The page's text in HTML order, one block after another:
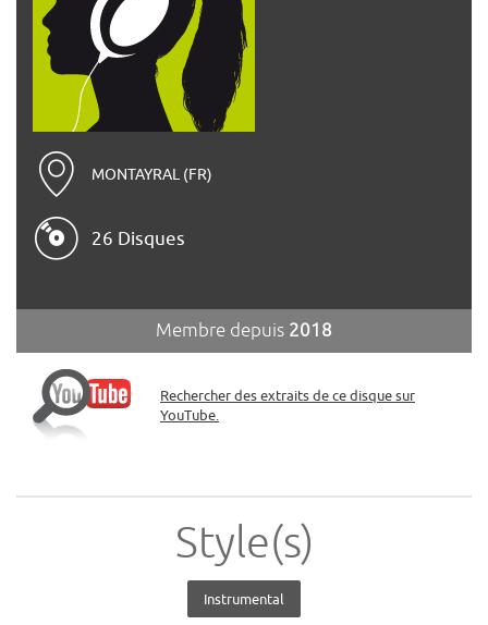
MONTAYRAL (FR)
26 Disques
Membre depuis 2018
Rechercher des extraits de ce disque sur
YouTube.
Style(s)
Instrumental